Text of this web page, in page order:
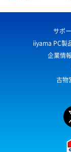
サポ
iiyama PC製
企業情報
古物